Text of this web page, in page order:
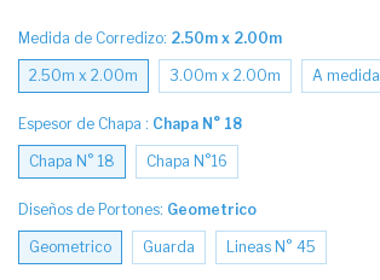
Medida de Corredizo: 2.50m x 2.00m
2.50m x 2.00m 3.00m x 2.00m A medida
Espesor de Chapa : Chapa N° 18
Chapa N° 18 Chapa N°16
Diseños de Portones: Geometrico
Geometrico Guarda Lineas N° 45